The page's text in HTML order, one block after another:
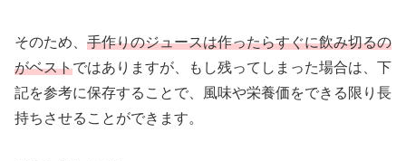
そのため、 手作りのジュースは作ったらすぐに飲み切るの
がベストではありますが、もし残ってしまった場合は、下
記を参考に保存することで、風味や栄養価をできる限り長
持ちさせることができます。